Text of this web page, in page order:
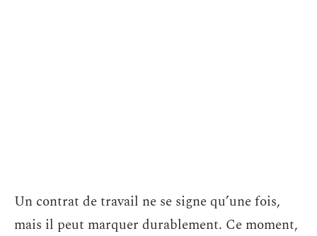
Un contrat de travail ne se signe qu’une fois,
mais il peut marquer durablement. Ce moment,